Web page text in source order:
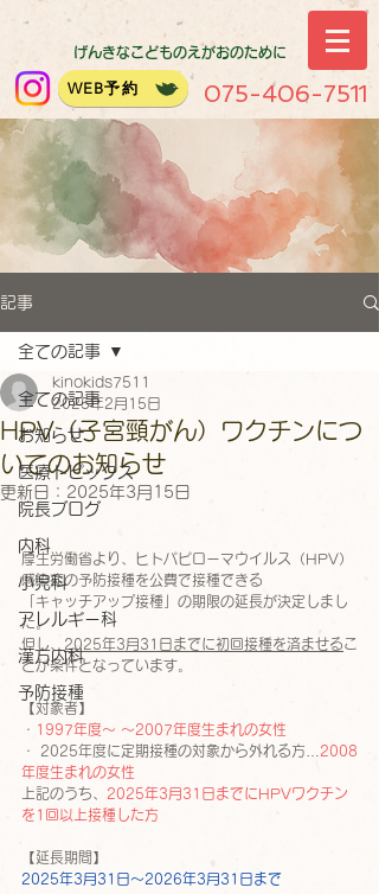
げんきなこどものえがおのために
WEB予約 075-406-7511
記事
全ての記事
お知らせ
医療トピックス
院長ブログ
内科
小児科
アレルギー科
漢方内科
予防接種
全ての記事
HPV（子宮頸がん）ワクチンにつ
いてのお知らせ
kinokids7511
2025年2月15日
更新日： 2025年3月15日
厚生労働省より、ヒトパピローマウイルス（HPV）
感染症の予防接種を公費で接種できる
「キャッチアップ接種」の期限の延長が決定しまし
た。
但し、 2025年3月31日までに初回接種を済ませるこ
とが条件となっています。
【対象者】
・ 1997年度～ ～2007年度生まれの女性
・ 2025年度に定期接種の対象から外れる方… 2008
年度生まれの女性
上記のうち、 2025年3月31日までにHPVワクチン
を1回以上接種した方
【延長期間】
2025年3月31日～2026年3月31日まで